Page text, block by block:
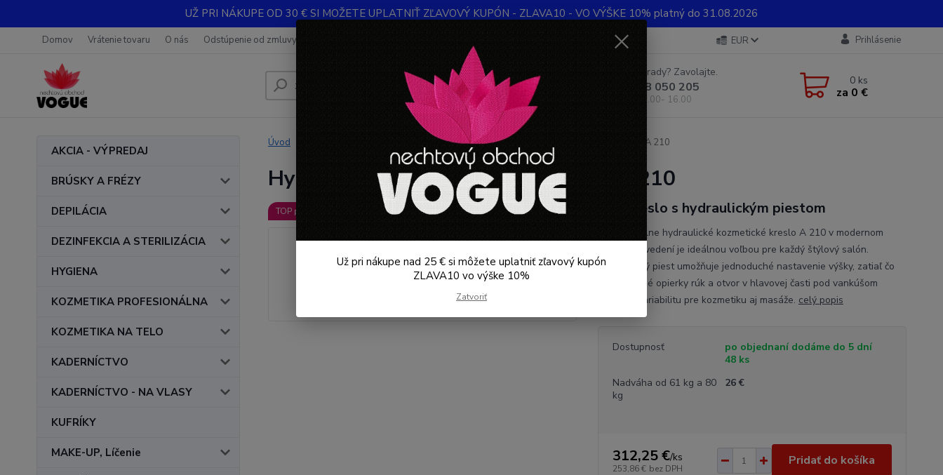
UŽ PRI NÁKUPE OD 30 € SI MOŽETE UPLATNIŤ ZĽAVOVÝ KUPÓN - ZLAVA10 - VO VÝŠKE 10% platný do 31.08.2026
Domov Vrátenie tovaru O nás Odstúpenie od zmluvy EUR Prihlásenie
Hľadať
Neviete si rady? Zavolajte.
+421 948 050 205
Denne od 8.00- 16.00
0 ks
za 0 €
AKCIA - VÝPREDAJ
BRÚSKY A FRÉZY
DEPILÁCIA
DEZINFEKCIA A STERILIZÁCIA
HYGIENA
KOZMETIKA PROFESIONÁLNA
KOZMETIKA NA TELO
KADERNÍCTVO
KADERNÍCTVO - NA VLASY
KUFRÍKY
MAKE-UP, Líčenie
Úvod KOZMETIKA Hydraulické kozmetické kreslo sivé A 210
Hydraulické kozmetické kreslo sivé A 210
TOP produkt 400 € sivé kreslo s hydraulickým piestom
Profesionálne hydraulické kozmetické kreslo A 210 v modernom
šedom prevedení je ideálnou voľbou pre každý štýlový salón.
Hydraulický piest umožňuje jednoduché nastavenie výšky, zatiaľ čo
odnímateľné opierky rúk a otvor v hlavovej časti pod vankúšom
zaručujú variabilitu pre kozmetiku aj masáže. celý popis
Dostupnosť
po objednaní dodáme do 5 dní
48 ks
Nadváha od 61 kg a 80
kg
26 €
312,25 €/ks
253,86 € bez DPH
Pridať do košíka
Už pri nákupe nad 25 € si môžete uplatniť zľavový kupón
ZLAVA10 vo výške 10%
Zatvoriť